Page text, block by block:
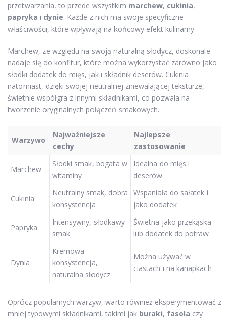
przetwarzania, to przede wszystkim marchew, cukinia,
papryka i dynie. Każde z nich ma swoje specyficzne
właściwości, które wpływają na końcowy efekt kulinarny.
Marchew, ze względu na swoją naturalną słodycz, doskonale
nadaje się do konfitur, które można wykorzystać zarówno jako
słodki dodatek do mięs, jak i składnik deserów. Cukinia
natomiast, dzięki swojej neutralnej zniewalającej teksturze,
świetnie współgra z innymi składnikami, co pozwala na
tworzenie oryginalnych połączeń smakowych.
Warzywo
Najważniejsze
cechy
Najlepsze
zastosowanie
Marchew
Słodki smak, bogata w
witaminy
Idealna do mięs i
deserów
Cukinia
Neutralny smak, dobra
konsystencja
Wspaniała do sałatek i
jako dodatek
Papryka
Intensywny, słodkawy
smak
Świetna jako przekąska
lub dodatek do potraw
Dynia
Kremowa
konsystencja,
naturalna słodycz
Można używać w
ciastach i na kanapkach
Oprócz popularnych warzyw, warto również eksperymentować z
mniej typowymi składnikami, takimi jak buraki, fasola czy